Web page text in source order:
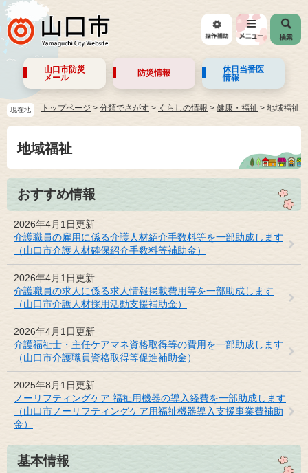
山口市防災
メール
防災情報
休日当番医
情報
現在地 トップページ > 分類でさがす > くらしの情報 > 健康・福祉 > 地域福祉
地域福祉
おすすめ情報
2026年4月1日更新
介護職員の雇用に係る介護人材紹介手数料等を一部助成します
（山口市介護人材確保紹介手数料等補助金）
2026年4月1日更新
介護職員の求人に係る求人情報掲載費用等を一部助成します
（山口市介護人材採用活動支援補助金）
2026年4月1日更新
介護福祉士・主任ケアマネ資格取得等の費用を一部助成します
（山口市介護職員資格取得等促進補助金）
2025年8月1日更新
ノーリフティングケア 福祉用機器の導入経費を一部助成します
（山口市ノーリフティングケア用福祉機器導入支援事業費補助
金）
基本情報